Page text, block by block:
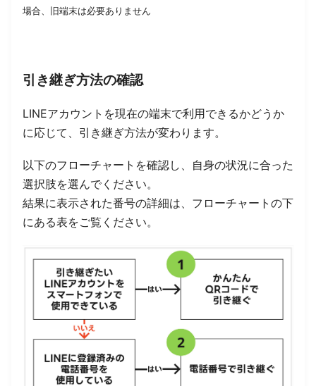
場合、旧端末は必要ありません
引き継ぎ方法の確認
LINEアカウントを現在の端末で利用できるかどうか
に応じて、引き継ぎ方法が変わります。
以下のフローチャートを確認し、自身の状況に合った
選択肢を選んでください。
結果に表示された番号の詳細は、フローチャートの下
にある表をご覧ください。